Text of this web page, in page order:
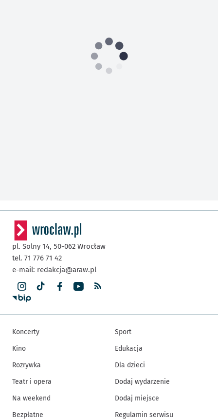
pl. Solny 14, 50-062 Wrocław
tel. 71 776 71 42
e-mail: redakcja@araw.pl
Koncerty
Kino
Rozrywka
Teatr i opera
Na weekend
Bezpłatne
Sport
Edukacja
Dla dzieci
Dodaj wydarzenie
Dodaj miejsce
Regulamin serwisu